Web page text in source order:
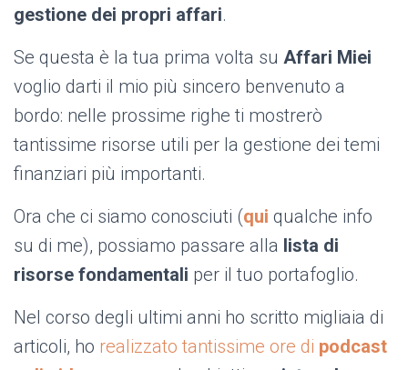
gestione dei propri affari.
Se questa è la tua prima volta su Affari Miei
voglio darti il mio più sincero benvenuto a
bordo: nelle prossime righe ti mostrerò
tantissime risorse utili per la gestione dei temi
finanziari più importanti.
Ora che ci siamo conosciuti (qui qualche info
su di me), possiamo passare alla lista di
risorse fondamentali per il tuo portafoglio.
Nel corso degli ultimi anni ho scritto migliaia di
articoli, ho realizzato tantissime ore di podcast